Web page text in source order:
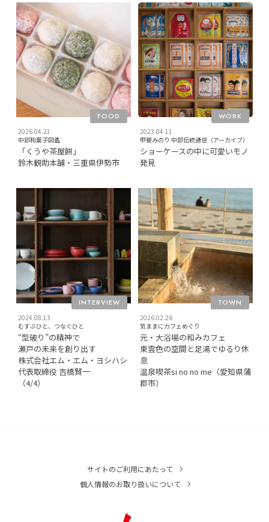
2026.04.21
FOOD
中部和菓子図鑑
「くうや茶屋餅」
鈴木観助本舗・三重県伊勢市
2023.04.11
WORK
甲斐みのり 中部伝統通信（アーカイブ）
ショーケースの中に可愛いモノ
発見
2024.08.13
INTERVIEW
むすぶひと、つなぐひと
“型破り”の精神で
瀬戸の未来を創り出す
株式会社エム・エム・ヨシハシ
代表取締役 吉橋賢一
（4/4）
2026.02.26
TOWN
気ままにカフェめぐり
元・大浴場の和みカフェ
東雲色の空間と足湯でゆるり休
息
温泉喫茶si no no me（愛知県蒲
郡市）
サイトのご利用にあたって
個人情報のお取り扱いについて